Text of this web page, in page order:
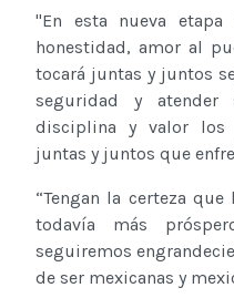
''En esta nueva
honestidad, amor al
tocará juntas y juntos
seguridad y atender
disciplina y valor los
juntas y juntos que
“Tengan la certeza
todavía más
seguiremos
de ser mexicanas y